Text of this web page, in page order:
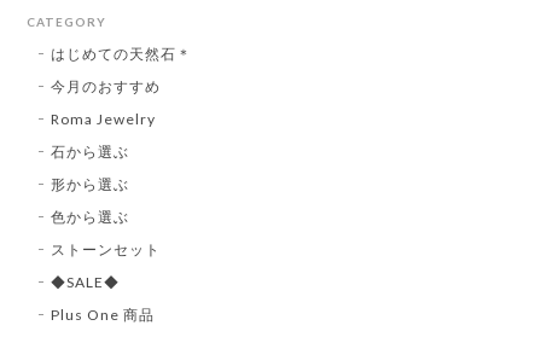
CATEGORY
はじめての天然石＊
今月のおすすめ
Roma Jewelry
石から選ぶ
形から選ぶ
色から選ぶ
ストーンセット
◆SALE◆
Plus One 商品